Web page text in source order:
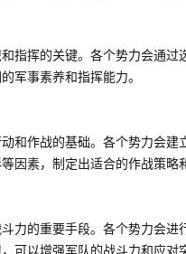
指挥的关键。各个势力会通
军事素养和指挥能力。
和作战的基础。各个势力会
因素，制定出适合的作战策略
力的重要手段。各个势力会